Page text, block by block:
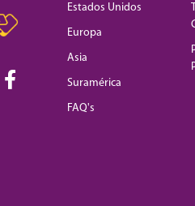
Estados Unidos
Europa
Asia
Suramérica
FAQ's